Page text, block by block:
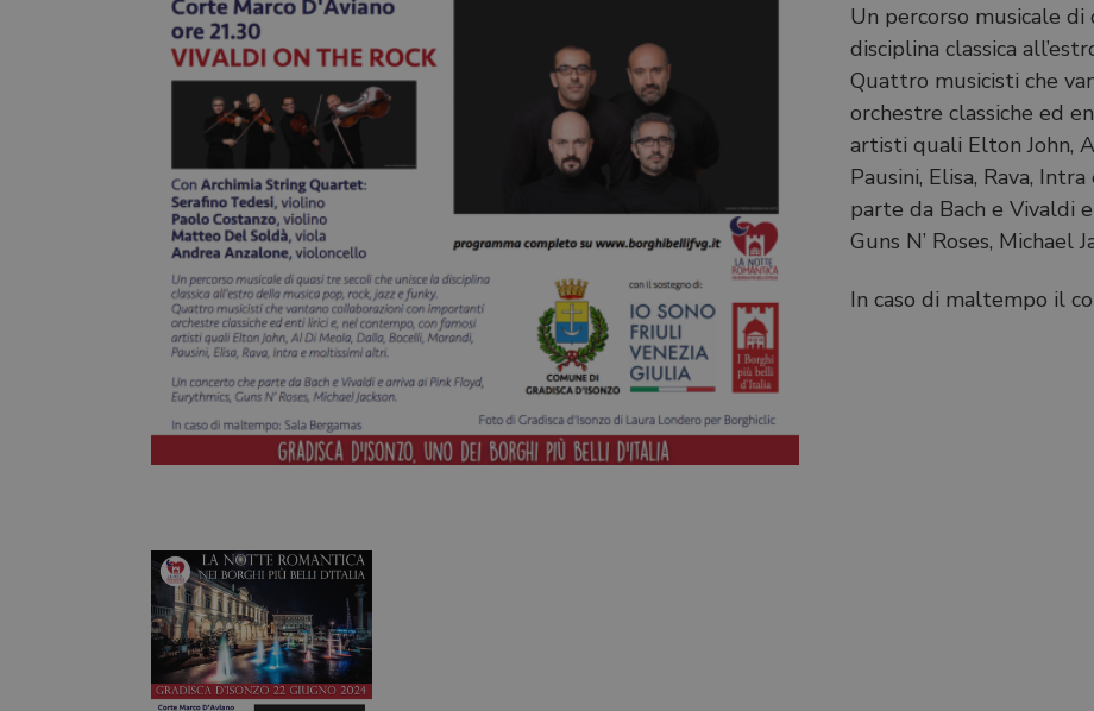
Un percorso musicale di
disciplina classica
Quattro musicisti che
orchestre classiche ed
artisti quali Elton John,
Pausini, Elisa, Rava,
parte da Bach e Vivaldi
Guns N’ Roses, Michael
In caso di maltempo il